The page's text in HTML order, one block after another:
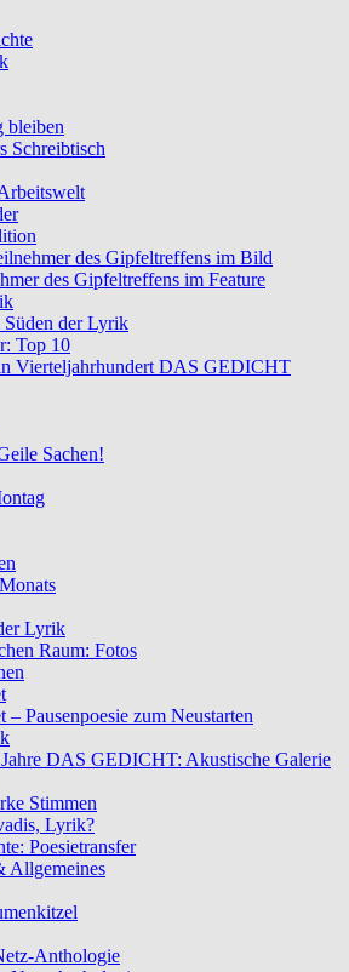
bleiben
Schreibtisch
des Gipfeltreffens im Bild
des Gipfeltreffens im Feature
der Lyrik
Top 10
Vierteljahrhundert DAS GEDICHT
Sachen!
Lyrik
Raum: Fotos
– Pausenpoesie zum Neustarten
DAS GEDICHT: Akustische Galerie
Stimmen
Lyrik?
Poesietransfer
Allgemeines
Anthologie